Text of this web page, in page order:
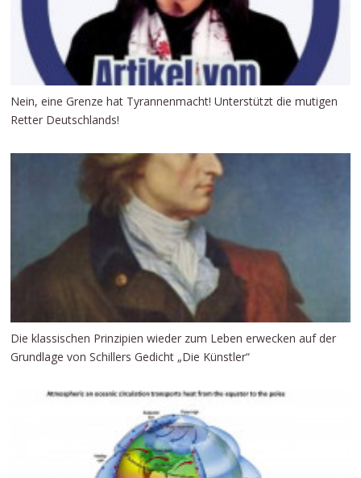
Nein, eine Grenze hat Tyrannenmacht! Unterstützt die mutigen
Retter Deutschlands!
Die klassischen Prinzipien wieder zum Leben erwecken auf der
Grundlage von Schillers Gedicht „Die Künstler“